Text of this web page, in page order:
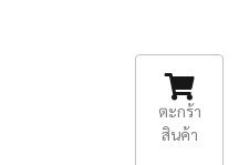
ตะกร้า
สินค้า